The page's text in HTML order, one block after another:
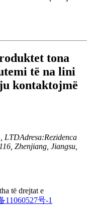
tona
të na lini
kontaktojmë
LTDAdresa:Rezidenca
Zhenjiang, Jiangsu,
të drejtat e
11060527号-1